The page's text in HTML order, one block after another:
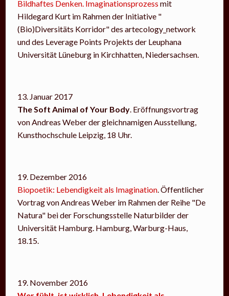
Bildhaftes Denken. Imaginationsprozess mit
Hildegard Kurt im Rahmen der Initiative "
(Bio)Diversitäts Korridor" des artecology_network
und des Leverage Points Projekts der Leuphana
Universität Lüneburg in Kirchhatten, Niedersachsen.
13. Januar 2017
The Soft Animal of Your Body . Eröffnungsvortrag
von Andreas Weber der gleichnamigen Ausstellung,
Kunsthochschule Leipzig, 18 Uhr.
19. Dezember 2016
Biopoetik: Lebendigkeit als Imagination . Öffentlicher
Vortrag von Andreas Weber im Rahmen der Reihe "De
Natura" bei der Forschungsstelle Naturbilder der
Universität Hamburg. Hamburg, Warburg-Haus,
18.15.
19. November 2016